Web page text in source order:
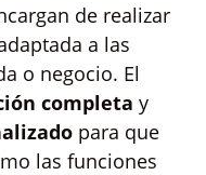
de realizar
a las
o negocio. El
completa y
para que
las funciones